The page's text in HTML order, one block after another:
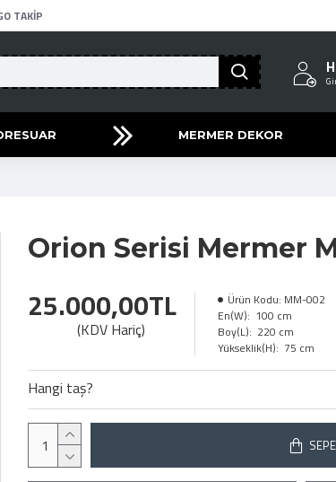
TAKIP
MERMER DEKOR
Orion Serisi Mermer
25.000,00TL
(KDV Hariç)
Ürün Kodu: MM-002
En(W): 100 cm
Boy(L): 220 cm
Yükseklik(H): 75 cm
Hangi taş?